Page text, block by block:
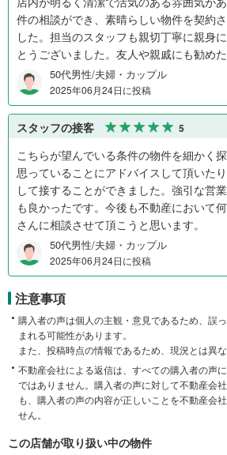
件の相談ができ、素晴らしい物件を契約
した。担当のスタッフも親切丁寧に親身
とうございました。友人や親戚にも勧め
50代男性/夫婦・カップル
2025年06月24日に投稿
スタッフの接客 5
こちらが望んでいる条件の物件を細かく
思っていることにアドバイスして頂いた
して接することができました。強引な営
も良かったです。今後も不動産において
さんに相談させて頂こうと思います。
50代男性/夫婦・カップル
2025年06月24日に投稿
注意事項
購入者の声は個人の主観・意見であるため、誤
まれる可能性があります。
また、投稿時点の情報であるため、現況とは異な
不動産会社による返信は、すべての購入者の声
ではありません。購入者の声に対して不動産会
も、購入者の声の内容が正しいことを不動産会
せん。
この店舗が取り扱い中の物件